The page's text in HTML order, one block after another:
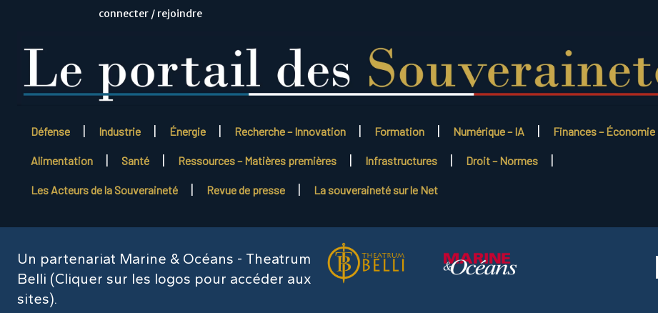
connecter / rejoindre
Défense Industrie Énergie Recherche – Innovation Formation Numérique – IA Finances – Économie
Alimentation Santé Ressources – Matières premières Infrastructures Droit – Normes
Les Acteurs de la Souveraineté Revue de presse La souveraineté sur le Net
Un partenariat Marine & Océans - Theatrum
Belli (Cliquer sur les logos pour accéder aux
sites).